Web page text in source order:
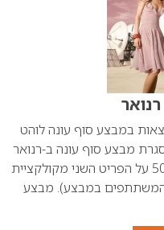
במבצע סוף עונה לוהט
קולקציית קיץ 2008. במסגרת מבצע סוף עונה ב-רנואר
ו-רנואר מן תינתן הנחה בגובה של 50% על הפריט השני מקולקציית
המשתתפים במבצע). מבצע